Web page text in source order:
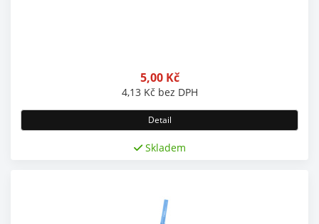
5,00 Kč
4,13 Kč bez DPH
Detail
Skladem